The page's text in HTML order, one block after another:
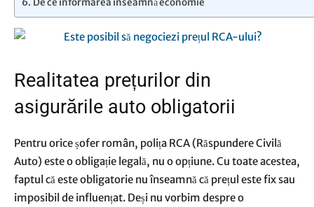
De ce informarea înseamnă economie
Realitatea prețurilor din
asigurările auto obligatorii
Pentru orice șofer român, polița RCA (Răspundere Civilă
Auto) este o obligație legală, nu o opțiune. Cu toate acestea,
faptul că este obligatorie nu înseamnă că prețul este fix sau
imposibil de influențat. Deși nu vorbim despre o